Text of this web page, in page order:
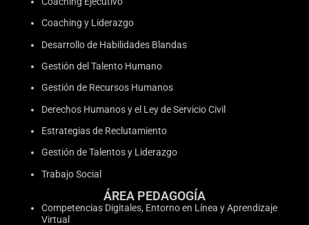
Coaching y Liderazgo
Desarrollo de Habilidades Blandas
Gestión del Talento Humano
Gestión de Recursos Humanos
Derechos Humanos y el Ley de Servicio Civil
Estrategias de Reclutamiento
Gestión de Talentos y Liderazgo
Trabajo Social
ÁREA PEDAGOGÍA
Competencias Digitales, Entorno en Línea y Aprendizaje
Virtual